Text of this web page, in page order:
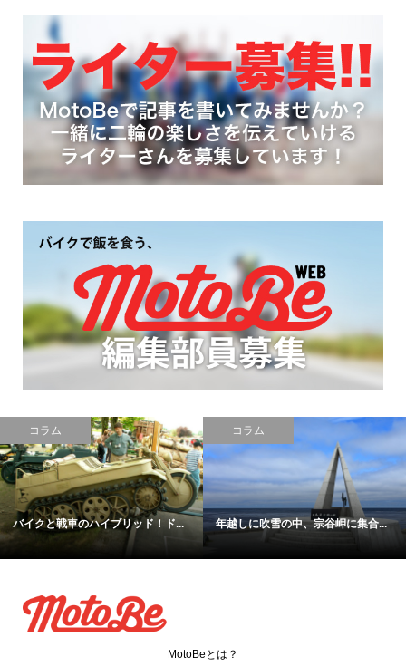
...
コラム
バイク系LINEスタンプまとめ！ 【復活したら絶対に面白い絶版
MotoBeとは？